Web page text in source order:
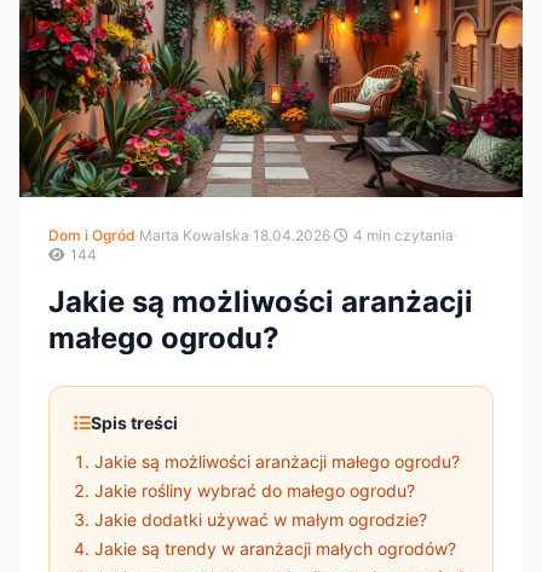
Dom i Ogród·Marta Kowalska·18.04.2026· 4 min czytania·
144
Jakie są możliwości aranżacji
małego ogrodu?
Spis treści
Jakie są możliwości aranżacji małego ogrodu?
Jakie rośliny wybrać do małego ogrodu?
Jakie dodatki używać w małym ogrodzie?
Jakie są trendy w aranżacji małych ogrodów?